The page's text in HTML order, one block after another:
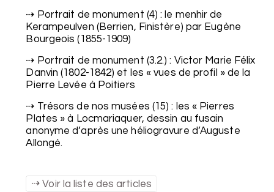
Portrait de monument (4) : le menhir de
Kerampeulven (Berrien, Finistère) par Eugène
Bourgeois (1855-1909)
Portrait de monument (3.2.) : Victor Marie Félix
Danvin (1802-1842) et les « vues de profil » de la
Pierre Levée à Poitiers
Trésors de nos musées (15) : les « Pierres
Plates » à Locmariaquer, dessin au fusain
anonyme d’après une héliogravure d’Auguste
Allongé.
Voir la liste des articles